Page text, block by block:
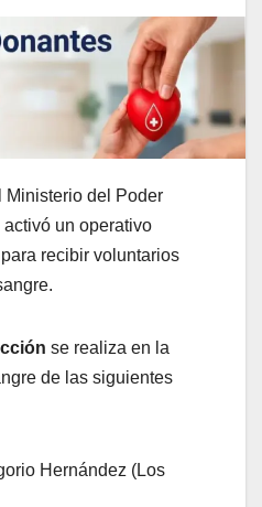
Ministerio del Poder
un operativo
recibir voluntarios
se realiza en la
de las siguientes
Hernández (Los